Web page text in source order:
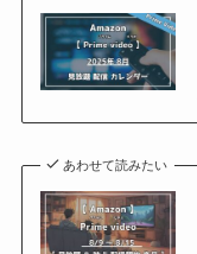
あわせて読みたい